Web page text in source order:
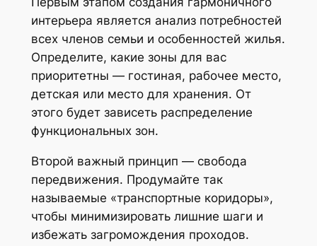
интерьера является анализ потребностей
всех членов семьи и особенностей жилья.
Определите, какие зоны для вас
приоритетны — гостиная, рабочее место,
детская или место для хранения. От
этого будет зависеть распределение
функциональных зон.
Второй важный принцип — свобода
передвижения. Продумайте так
называемые «транспортные коридоры»,
чтобы минимизировать лишние шаги и
избежать загромождения проходов.